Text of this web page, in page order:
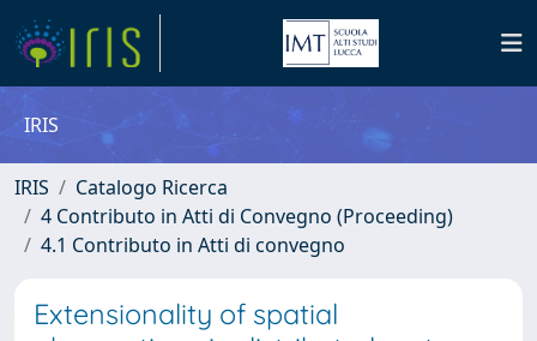
IRIS
IRIS
Catalogo Ricerca
4 Contributo in Atti di Convegno (Proceeding)
4.1 Contributo in Atti di convegno
Extensionality of spatial